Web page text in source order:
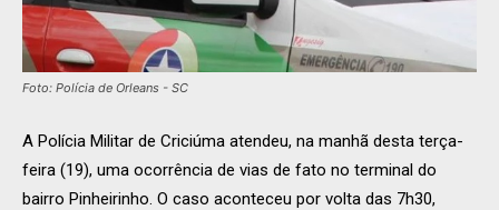
Foto: Polícia de Orleans - SC
A Polícia Militar de Criciúma atendeu, na manhã desta terça-
feira (19), uma ocorrência de vias de fato no terminal do
bairro Pinheirinho. O caso aconteceu por volta das 7h30,